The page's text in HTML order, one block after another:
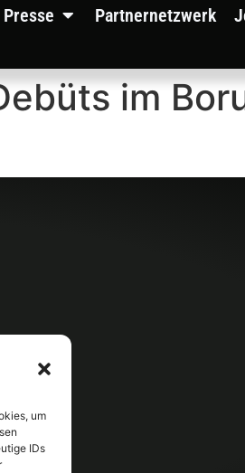
um
IDs
Presse Partnernetzwerk
im